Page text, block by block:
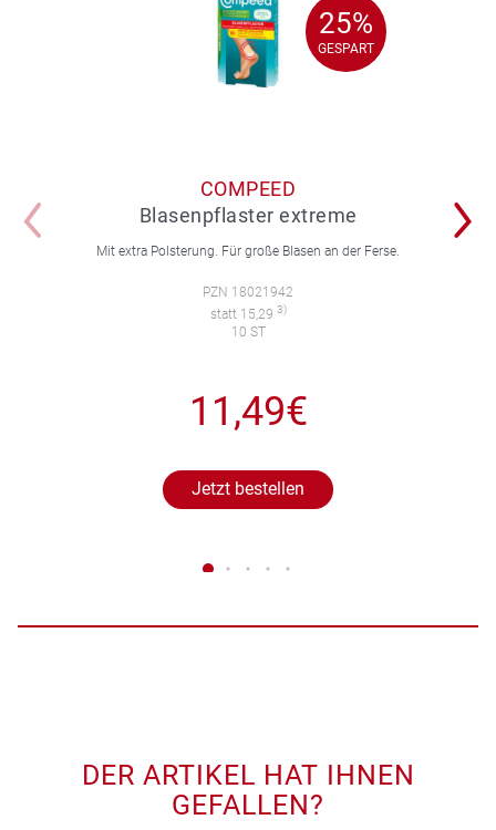
25%
GESPART
25%
GESPART
COMPEED
Blasenpflaster extreme
Mit extra Polsterung. Für große Blasen an der Ferse.
PZN 18021942
statt 15,29 3)
10 ST
11,49€
Jetzt bestellen
DER ARTIKEL HAT IHNEN
GEFALLEN?